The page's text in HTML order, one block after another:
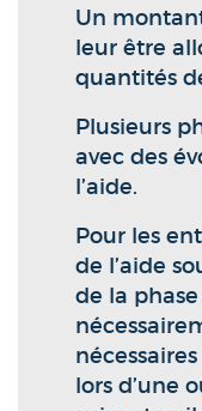
Un
leur être
quantités
Plusieurs
avec des
l’aide.
Pour les
de l’aide
de la
lors d’une